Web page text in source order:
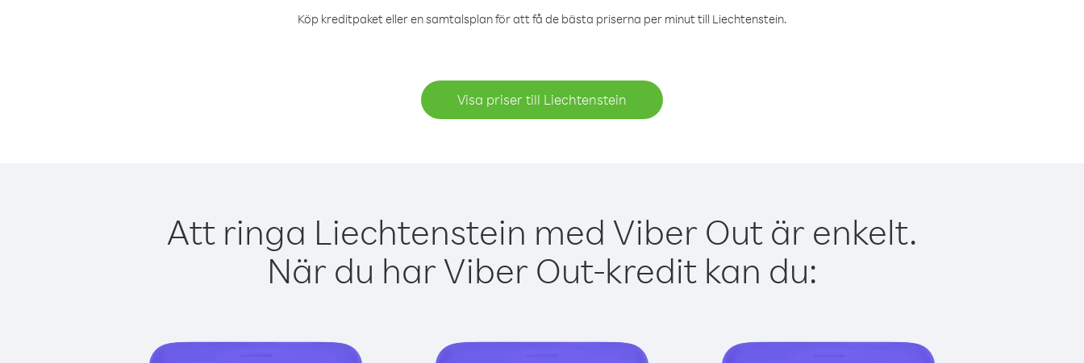
Köp kreditpaket eller en samtalsplan för att få de bästa priserna per minut till Liechtenstein.
Visa priser till Liechtenstein
Att ringa Liechtenstein med Viber Out är enkelt.
När du har Viber Out-kredit kan du: